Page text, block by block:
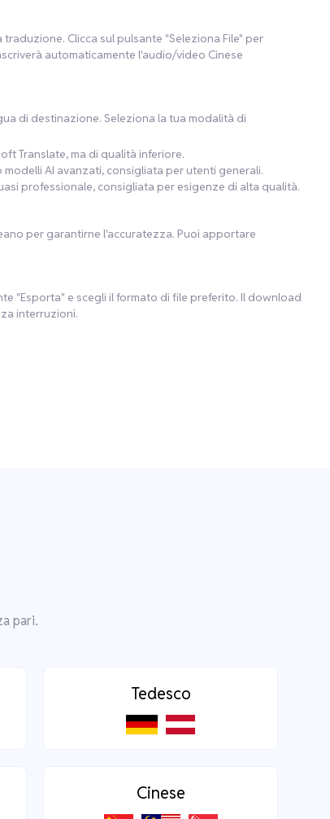
Clicca sul pulsante "Seleziona File" per
automaticamente l'audio/video Cinese
di destinazione. Seleziona la tua modalità di
Translate, ma di qualità inferiore.
AI avanzati, consigliata per utenti generali.
professionale, consigliata per esigenze di alta qualità.
per garantirne l'accuratezza. Puoi apportare
"Esporta" e scegli il formato di file preferito. Il download
interruzioni.
pari.
Tedesco
Cinese